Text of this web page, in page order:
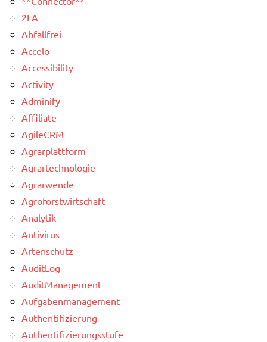
2FA
Abfallfrei
Accelo
Accessibility
Activity
Adminify
Affiliate
AgileCRM
Agrarplattform
Agrartechnologie
Agrarwende
Agroforstwirtschaft
Analytik
Antivirus
Artenschutz
AuditLog
AuditManagement
Aufgabenmanagement
Authentifizierung
Authentifizierungsstufe